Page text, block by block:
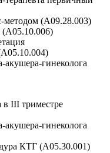
методом (A09.28.003)
(A05.10.006)
акушера-гинеколога
в III триместре
акушера-гинеколога
КТГ (A05.30.001)